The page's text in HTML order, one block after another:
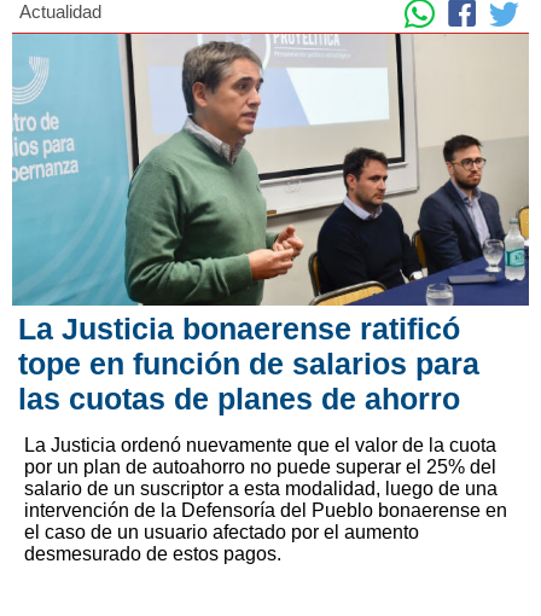
Actualidad
La Justicia bonaerense ratificó
tope en función de salarios para
las cuotas de planes de ahorro
La Justicia ordenó nuevamente que el valor de la cuota
por un plan de autoahorro no puede superar el 25% del
salario de un suscriptor a esta modalidad, luego de una
intervención de la Defensoría del Pueblo bonaerense en
el caso de un usuario afectado por el aumento
desmesurado de estos pagos.